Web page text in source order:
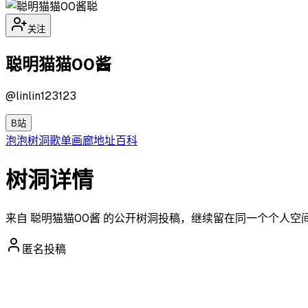
聪
关注
聪明猫猫00酱
@linlin123123
B站
泡泡树洞歌单画廊地址百科
树洞详情
来自 聪明猫猫00酱 的公开树洞投稿，继续留在同一个个人空
匿名投稿